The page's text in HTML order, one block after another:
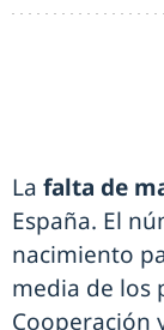
La falta de
España. El
nacimiento
media de los
Cooperación